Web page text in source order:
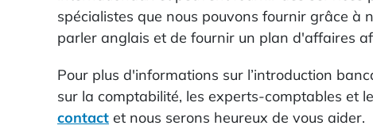
spécialistes que nous pouvons fournir grâce à
parler anglais et de fournir un plan d'affaires
Pour plus d'informations sur l’introduction
sur la comptabilité, les experts-comptables et
contact et nous serons heureux de vous aider.